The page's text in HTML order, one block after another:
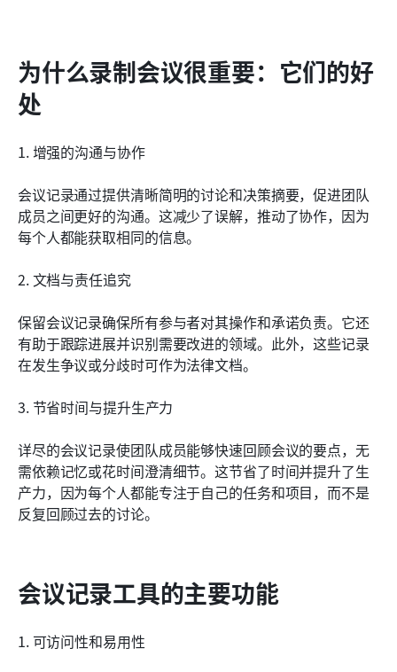
为什么录制会议很重要：它们的好
处
1. 增强的沟通与协作
会议记录通过提供清晰简明的讨论和决策摘要，促进团队
成员之间更好的沟通。这减少了误解，推动了协作，因为
每个人都能获取相同的信息。
2. 文档与责任追究
保留会议记录确保所有参与者对其操作和承诺负责。它还
有助于跟踪进展并识别需要改进的领域。此外，这些记录
在发生争议或分歧时可作为法律文档。
3. 节省时间与提升生产力
详尽的会议记录使团队成员能够快速回顾会议的要点，无
需依赖记忆或花时间澄清细节。这节省了时间并提升了生
产力，因为每个人都能专注于自己的任务和项目，而不是
反复回顾过去的讨论。
会议记录工具的主要功能
1. 可访问性和易用性